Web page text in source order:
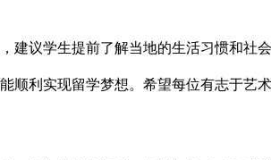
建议学生提前了解当地的生活习惯和社
顺利实现留学梦想。希望每位有志于艺